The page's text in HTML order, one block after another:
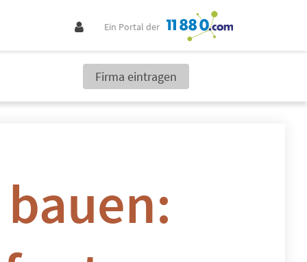
Ein Portal der
Firma eintragen